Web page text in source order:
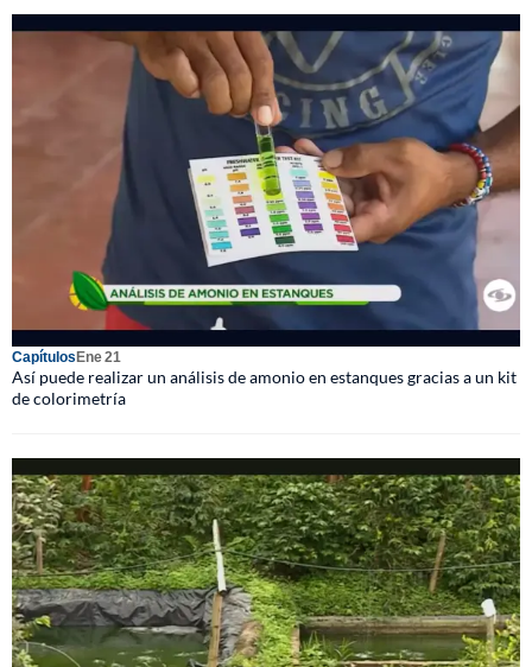
CapítulosEne 21
Así puede realizar un análisis de amonio en estanques gracias a un kit
de colorimetría